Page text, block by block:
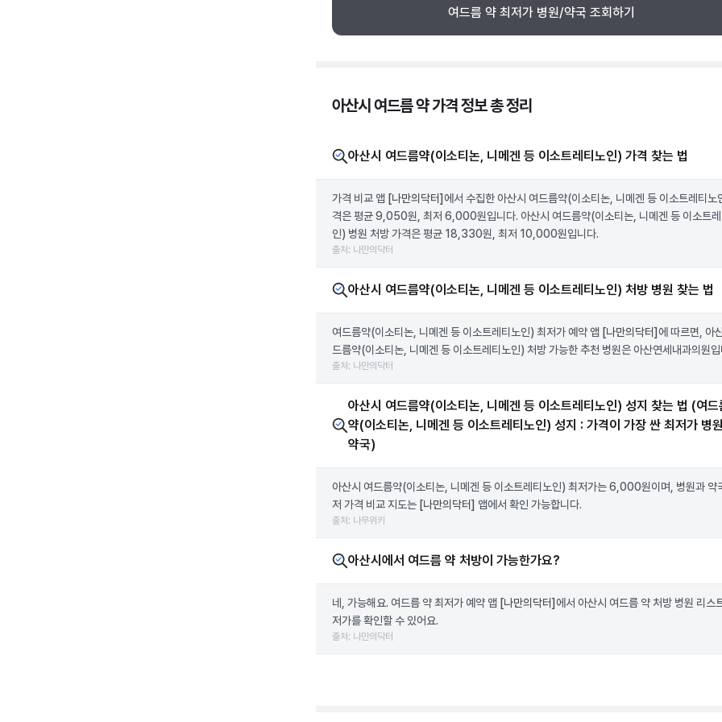
여드름 약 최저가 병원/약국 조회하기
아산시 여드름 약 가격 정보 총 정리
아산시 여드름약(이소티논, 니메겐 등 이소트레티노인) 가격 찾는 법
가격 비교 앱 [나만의닥터] 에서 수집한 아산시 여드름약(이소티논, 니메겐 등 이소트레티노
격은 평균 9,050원, 최저 6,000원입니다. 아산시 여드름약(이소티논, 니메겐 등 이소트
인) 병원 처방 가격은 평균 18,330원, 최저 10,000원입니다.
출처: 나만의닥터
아산시 여드름약(이소티논, 니메겐 등 이소트레티노인) 처방 병원 찾는 법
여드름약(이소티논, 니메겐 등 이소트레티노인) 최저가 예약 앱 [나만의닥터] 에 따르면, 아
드름약(이소티논, 니메겐 등 이소트레티노인) 처방 가능한 추천 병원은 아산연세내과의원
출처: 나만의닥터
아산시 여드름약(이소티논, 니메겐 등 이소트레티노인) 성지 찾는 법 (여드
약(이소티논, 니메겐 등 이소트레티노인) 성지 : 가격이 가장 싼 최저가 병
약국)
아산시 여드름약(이소티논, 니메겐 등 이소트레티노인) 최저가는 6,000원이며, 병원과 약
저 가격 비교 지도는 [나만의닥터] 앱에서 확인 가능합니다.
출처: 나무위키
아산시에서 여드름 약 처방이 가능한가요?
네, 가능해요. 여드름 약 최저가 예약 앱 [나만의닥터] 에서 아산시 여드름 약 처방 병원 리스
저가를 확인할 수 있어요.
출처: 나만의닥터